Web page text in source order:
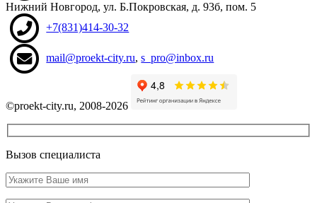
Нижний Новгород, ул. Б.Покровская, д. 93б, пом. 5
+7(831)414-30-32
mail@proekt-city.ru,s_pro@inbox.ru
©proekt-city.ru, 2008-2026
Вызов специалиста
Ваше
имя